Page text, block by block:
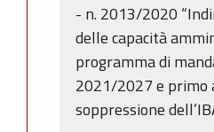
- n. 2013/2020
delle capacità
programma di
2021/2027 e primo
soppressione